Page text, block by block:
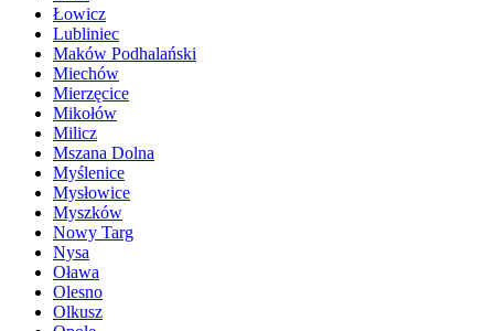
Łowicz
Lubliniec
Maków Podhalański
Miechów
Mierzęcice
Mikołów
Milicz
Mszana Dolna
Myślenice
Mysłowice
Myszków
Nowy Targ
Nysa
Oława
Olesno
Olkusz